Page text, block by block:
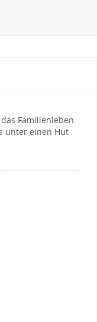
Familienleben
unter einen Hut